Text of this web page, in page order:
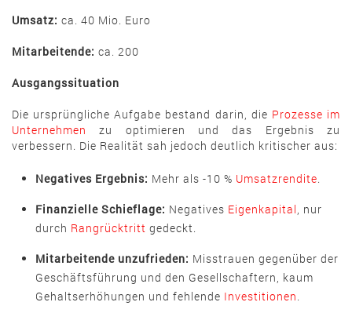
Umsatz: ca. 40 Mio. Euro
Mitarbeitende: ca. 200
Ausgangssituation
Die ursprüngliche Aufgabe bestand darin, die Prozesse im
Unternehmen
zu optimieren und das Ergebnis zu
verbessern. Die Realität sah jedoch deutlich kritischer aus:
Negatives Ergebnis: Mehr als -10 % Umsatzrendite.
Finanzielle Schieflage: Negatives Eigenkapital, nur
durch Rangrücktritt gedeckt.
Mitarbeitende unzufrieden: Misstrauen gegenüber der
Geschäftsführung und den Gesellschaftern, kaum
Gehaltserhöhungen und fehlende Investitionen.